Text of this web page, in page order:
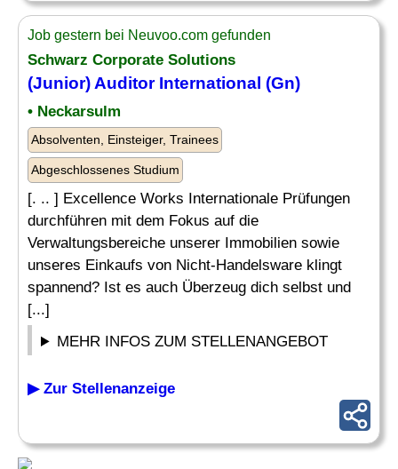
Job gestern bei Neuvoo.com gefunden
Schwarz Corporate Solutions
(Junior) AuditorInternational (Gn)
• Neckarsulm
Absolventen, Einsteiger, Trainees
Abgeschlossenes Studium
[. .. ] Excellence Works Internationale Prüfungen
durchführen mit dem Fokus auf die
Verwaltungsbereiche unserer Immobilien sowie
unseres Einkaufs von Nicht-Handelsware klingt
spannend? Ist es auch Überzeug dich selbst und
[...]
MEHR INFOS ZUM STELLENANGEBOT
▶ Zur Stellenanzeige